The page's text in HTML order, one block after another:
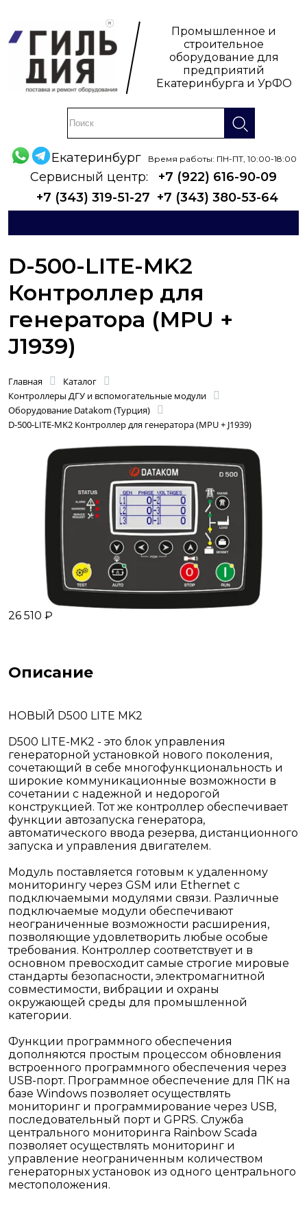
Промышленное и
строительное
оборудование для
предприятий
Екатеринбурга и УрФО
Екатеринбург Время работы: ПН-ПТ, 10:00-18:00
Сервисный центр:
+7 (922) 616-90-09
+7 (343) 319-51-27 +7 (343) 380-53-64
D-500-LITE-MK2
Контроллер для
генератора (MPU +
J1939)
Главная
Каталог
Контроллеры ДГУ и вспомогательные модули
Оборудование Datakom (Турция)
D-500-LITE-MK2 Контроллер для генератора (MPU + J1939)
26 510 ₽
Описание
НОВЫЙ D500 LITE MK2
D500 LITE-MK2 - это блок управления
генераторной установкой нового поколения,
сочетающий в себе многофункциональность и
широкие коммуникационные возможности в
сочетании с надежной и недорогой
конструкцией. Тот же контроллер обеспечивает
функции автозапуска генератора,
автоматического ввода резерва, дистанционного
запуска и управления двигателем.
Модуль поставляется готовым к удаленному
мониторингу через GSM или Ethernet с
подключаемыми модулями связи. Различные
подключаемые модули обеспечивают
неограниченные возможности расширения,
позволяющие удовлетворить любые особые
требования. Контроллер соответствует и в
основном превосходит самые строгие мировые
стандарты безопасности, электромагнитной
совместимости, вибрации и охраны
окружающей среды для промышленной
категории.
Функции программного обеспечения
дополняются простым процессом обновления
встроенного программного обеспечения через
USB-порт. Программное обеспечение для ПК на
базе Windows позволяет осуществлять
мониторинг и программирование через USB,
последовательный порт и GPRS. Служба
центрального мониторинга Rainbow Scada
позволяет осуществлять мониторинг и
управление неограниченным количеством
генераторных установок из одного центрального
местоположения.